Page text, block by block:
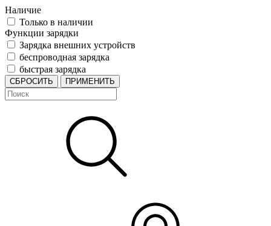
Наличие
Только в наличии
Функции зарядки
Зарядка внешних устройств
беспроводная зарядка
быстрая зарядка
СБРОСИТЬ ПРИМЕНИТЬ